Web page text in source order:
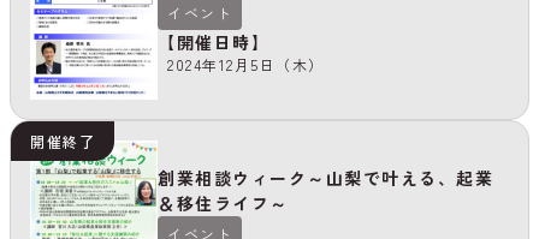
イベント
【開催日時】
2024年12月5日（木）
創業相談ウィーク～山梨で叶える、起業
＆移住ライフ～
イベント
開催終了